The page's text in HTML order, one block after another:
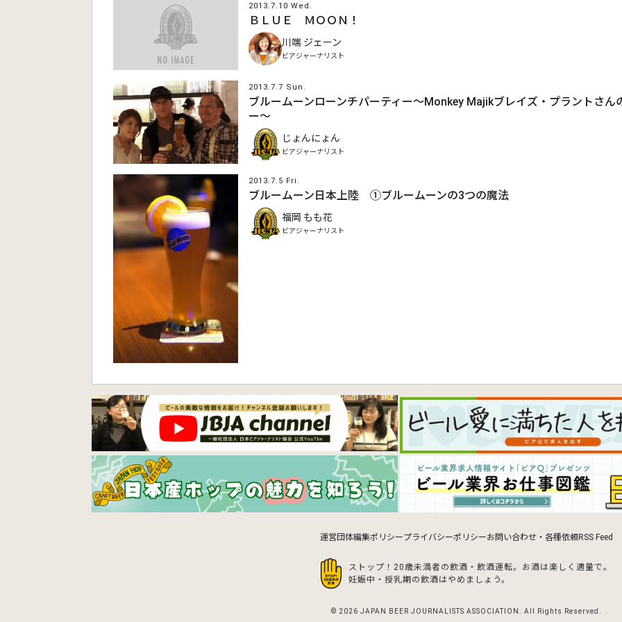
2013.7.10 Wed.
ＢＬＵＥ ＭＯＯＮ！
川端 ジェーン
ビアジャーナリスト
2013.7.7 Sun.
ブルームーンローンチパーティー〜Monkey Majikブレイズ・プラントさん
ー〜
じょんにょん
ビアジャーナリスト
2013.7.5 Fri.
ブルームーン日本上陸 ①ブルームーンの3つの魔法
福岡 もも花
ビアジャーナリスト
運営団体編集ポリシープライバシーポリシーお問い合わせ・各種依頼RSS Feed
ストップ！20歳未満者の飲酒・飲酒運転。お酒は楽しく適量で。
妊娠中・授乳期の飲酒はやめましょう。
© 2026 JAPAN BEER JOURNALISTS ASSOCIATION. All Rights Reserved.